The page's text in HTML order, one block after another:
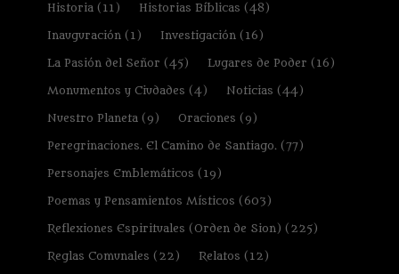
Historia(11) Historias Bíblicas (48)
Inauguración(1) Investigación(16)
La Pasión del Señor (45) Lugares de Poder (16)
Monumentos y Ciudades (4) Noticias (44)
Nuestro Planeta(9) Oraciones (9)
Peregrinaciones. El Camino de Santiago.(77)
Personajes Emblemáticos (19)
Poemas y Pensamientos Místicos (603)
Reflexiones Espirituales (Orden de Sion) (225)
Reglas Comunales (22) Relatos (12)